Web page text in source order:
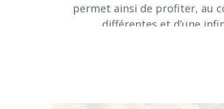
permet ainsi de profiter, au
différentes et d’une